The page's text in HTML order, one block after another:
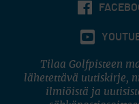
Tilaa Golfpisteen
lähetettävä uutiskirje,
ilmiöistä ja